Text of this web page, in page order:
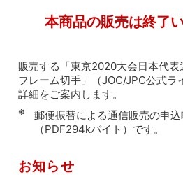
本商品の販売は終了
販売する「東京2020大会日本代
フレーム切手」（JOC/JPC公式ラ
詳細をご案内します。
郵便振替による通信販売の申
（PDF294kバイト） です。
お知らせ